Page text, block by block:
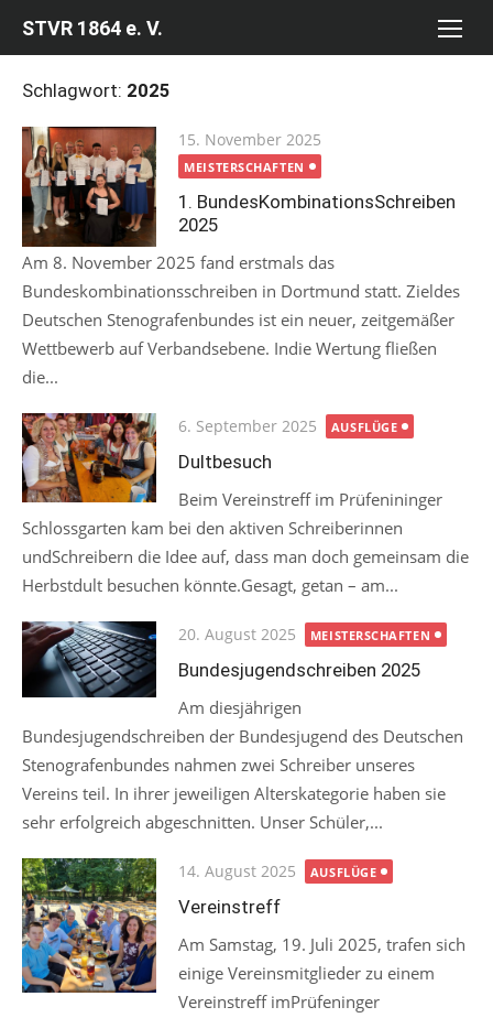
STVR 1864 e. V.
Schlagwort: 2025
Posted
on
15. November 2025
MEISTERSCHAFTEN
1. BundesKombinationsSchreiben
2025
Am 8. November 2025 fand erstmals das
Bundeskombinationsschreiben in Dortmund statt. Zieldes
Deutschen Stenografenbundes ist ein neuer, zeitgemäßer
Wettbewerb auf Verbandsebene. Indie Wertung fließen
die...
Posted
on
6. September 2025 AUSFLÜGE
Dultbesuch
Beim Vereinstreff im Prüfenininger
Schlossgarten kam bei den aktiven Schreiberinnen
undSchreibern die Idee auf, dass man doch gemeinsam die
Herbstdult besuchen könnte.Gesagt, getan – am...
Posted
on
20. August 2025 MEISTERSCHAFTEN
Bundesjugendschreiben 2025
Am diesjährigen
Bundesjugendschreiben der Bundesjugend des Deutschen
Stenografenbundes nahmen zwei Schreiber unseres
Vereins teil. In ihrer jeweiligen Alterskategorie haben sie
sehr erfolgreich abgeschnitten. Unser Schüler,...
Posted
on
14. August 2025 AUSFLÜGE
Vereinstreff
Am Samstag, 19. Juli 2025, trafen sich
einige Vereinsmitglieder zu einem
Vereinstreff imPrüfeninger